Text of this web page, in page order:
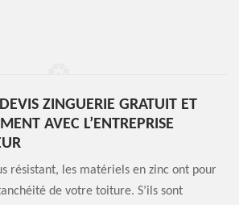
ZINGUERIE GRATUIT ET
AVEC L’ENTREPRISE
résistant, les matériels en zinc ont pour
de votre toiture. S’ils sont